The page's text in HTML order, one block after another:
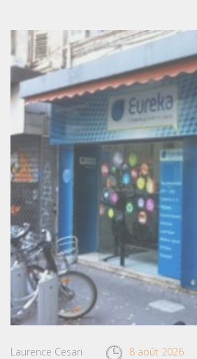
Laurence Cesari 8 août 2026